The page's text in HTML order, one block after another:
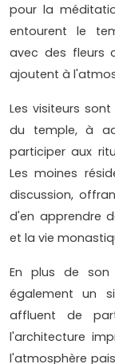
pour la
entourent le
avec des fleurs
ajoutent à
Les visiteurs
du temple, à
participer aux
Les moines
discussion,
d'en apprendre
et la vie
En plus de son
également un
affluent de
l'architecture
l'atmosphère